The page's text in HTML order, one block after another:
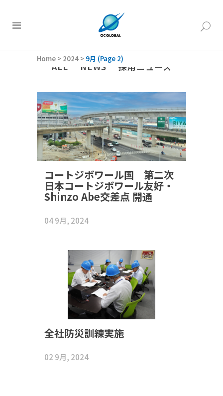
Home > 2024 > 9月 (Page 2)
ALL NEWS 採用ニュース
コートジボワール国 第二次
日本コートジボワール友好・
Shinzo Abe交差点 開通
04 9月, 2024
全社防災訓練実施
02 9月, 2024